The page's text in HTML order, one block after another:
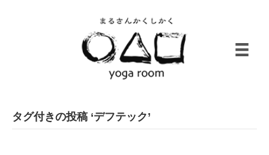
タグ付きの投稿 ‘デフテック’